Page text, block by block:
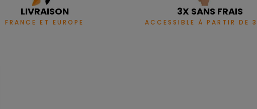
LIVRAISON
FRANCE ET EUROPE
3X SANS FRAIS
ACCESSIBLE À PARTIR DE